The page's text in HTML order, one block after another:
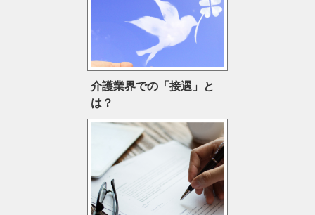
介護業界での「接遇」と
は？